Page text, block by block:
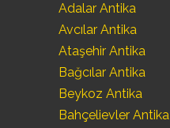
Adalar Antika
Avcılar Antika
Ataşehir Antika
Bağcılar Antika
Beykoz Antika
Bahçelievler Antika